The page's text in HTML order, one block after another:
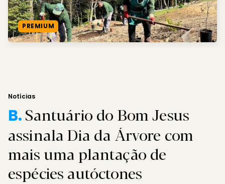
PREMIUM
Notícias
B.Santuário do Bom Jesus
assinala Dia da Árvore com
mais uma plantação de
espécies autóctones